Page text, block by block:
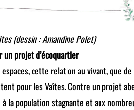
(dessin : Amandine Polet)
un projet d’écoquartier
cette relation au vivant, que
pour les Vaîtes. Contre un projet
la population stagnante et aux